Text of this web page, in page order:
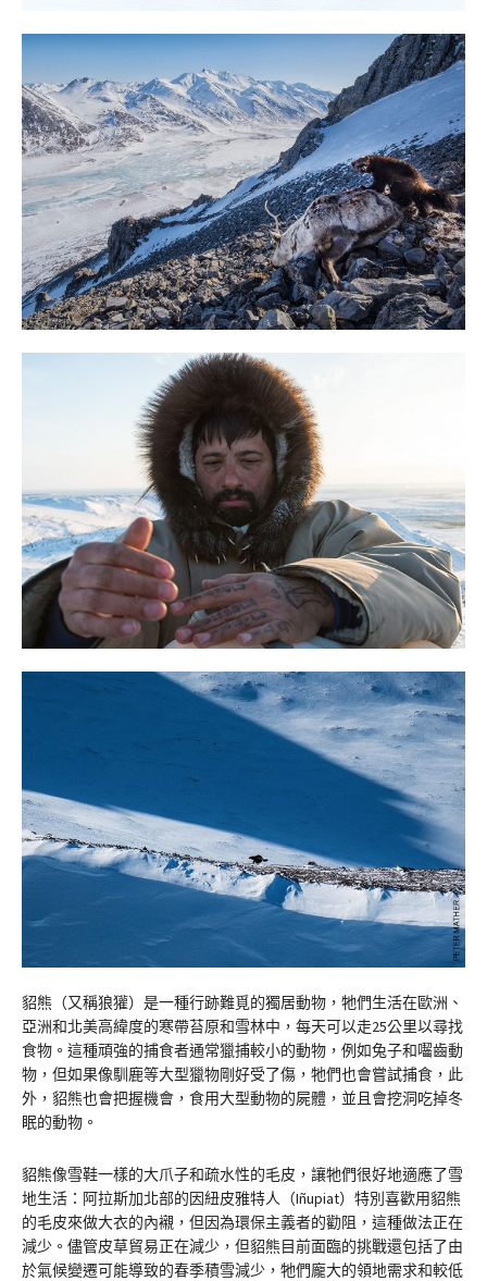
貂熊（又稱狼獾）是一種行跡難覓的獨居動物，牠們生活在歐洲、
亞洲和北美高緯度的寒帶苔原和雪林中，每天可以走25公里以尋找
食物。這種頑強的捕食者通常獵捕較小的動物，例如兔子和囓齒動
物，但如果像馴鹿等大型獵物剛好受了傷，牠們也會嘗試捕食，此
外，貂熊也會把握機會，食用大型動物的屍體，並且會挖洞吃掉冬
眠的動物。
貂熊像雪鞋一樣的大爪子和疏水性的毛皮，讓牠們很好地適應了雪
地生活：阿拉斯加北部的因紐皮雅特人（Iñupiat）特別喜歡用貂熊
的毛皮來做大衣的內襯，但因為環保主義者的勸阻，這種做法正在
減少。儘管皮草貿易正在減少，但貂熊目前面臨的挑戰還包括了由
於氣候變遷可能導致的春季積雪減少，牠們龐大的領地需求和較低